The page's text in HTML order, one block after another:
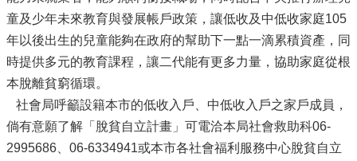
童及少年未來教育與發展帳戶政策，讓低收及中低收家庭105
年以後出生的兒童能夠在政府的幫助下一點一滴累積資產，同
時提供多元的教育課程，讓二代能有更多力量，協助家庭從根
本脫離貧窮循環。
社會局呼籲設籍本市的低收入戶、中低收入戶之家戶成員，
倘有意願了解「脫貧自立計畫」可電洽本局社會救助科06-
2995686、06-6334941或本市各社會福利服務中心脫貧自立